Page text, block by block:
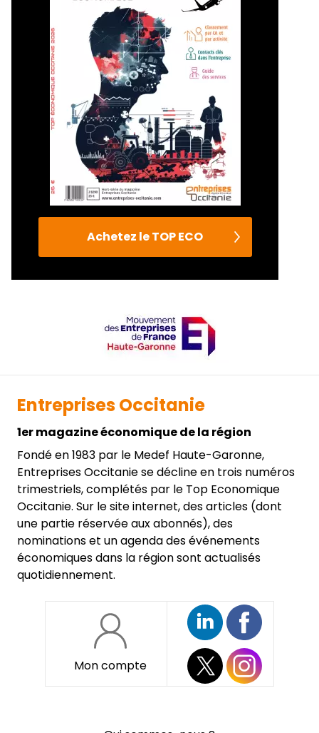
Achetez le TOP ECO
Entreprises Occitanie
1er magazine économique de la région
Fondé en 1983 par le Medef Haute-Garonne,
Entreprises Occitanie se décline en trois numéros
trimestriels, complétés par le Top Economique
Occitanie. Sur le site internet, des articles (dont
une partie réservée aux abonnés), des
nominations et un agenda des événements
économiques dans la région sont actualisés
quotidiennement.
Mon compte